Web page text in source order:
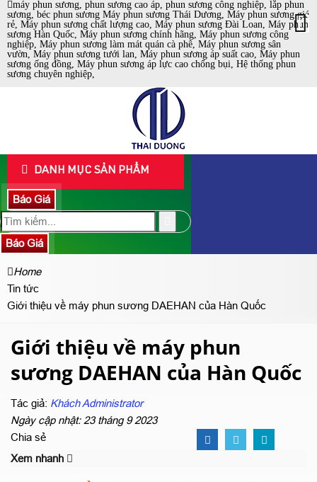
máy phun sương, phun sương cao áp, phun sương công nghiệp, lắp phun
sương, béc phun sương Máy phun sương Thái Dương, Máy phun sương giá
rẻ, Máy phun sương chất lượng cao, Máy phun sương Đài Loan, Máy phun
sương Hàn Quốc, Máy phun sương chính hãng, Máy phun sương công
nghiệp, Máy phun sương làm mát quán cà phê, Máy phun sương sân
vườn, Máy phun sương tưới lan, Máy phun sương áp suất cao, Máy phun
sương ống đồng, Máy phun sương áp lực cao chống bụi, Hệ thống phun
sương chuyên nghiệp,
DANH MỤC SẢN PHẨM
Báo Giá
Báo Giá
Home
Tin tức
Giới thiệu về máy phun sương DAEHAN của Hàn Quốc
Giới thiệu về máy phun
sương DAEHAN của Hàn Quốc
Tác giả: Khách Administrator
Ngày cập nhật: 23 tháng 9 2023
Chia sẻ
Xem nhanh